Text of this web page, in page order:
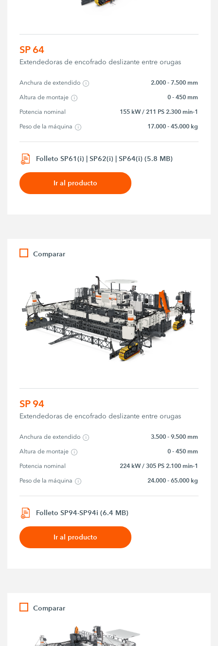
SP 64
Extendedoras de encofrado deslizante entre orugas
Anchura de extendido 2.000 - 7.500 mm
Altura de montaje 0 - 450 mm
Potencia nominal 155 kW / 211 PS 2.300 min-1
Peso de la máquina 17.000 - 45.000 kg
Folleto SP61(i) | SP62(i) | SP64(i) (5.8 MB)
Ir al producto
Comparar
SP 94
Extendedoras de encofrado deslizante entre orugas
Anchura de extendido 3.500 - 9.500 mm
Altura de montaje 0 - 450 mm
Potencia nominal 224 kW / 305 PS 2.100 min-1
Peso de la máquina 24.000 - 65.000 kg
Folleto SP94-SP94i (6.4 MB)
Ir al producto
Comparar